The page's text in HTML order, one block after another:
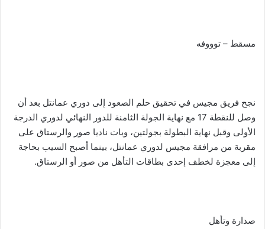
مسقط – توووفه
نجح فريق مجيس في تحقيق حلم الصعود إلى دوري عمانتل بعد أن
وصل للنقطة 17 مع نهاية الجولة الثامنة للدور النهائي لدوري الدرجة
الأولى وقبل نهاية البطولة بجولتين، وبات ناديا صور والرستاق على
مقربة من مرافقة مجيس لدوري عمانتل، بينما أصبح السيب بحاجة
إلى معجزة لخطف إحدى بطاقات التأهل من صور أو الرستاق.
صدارة وتأهل